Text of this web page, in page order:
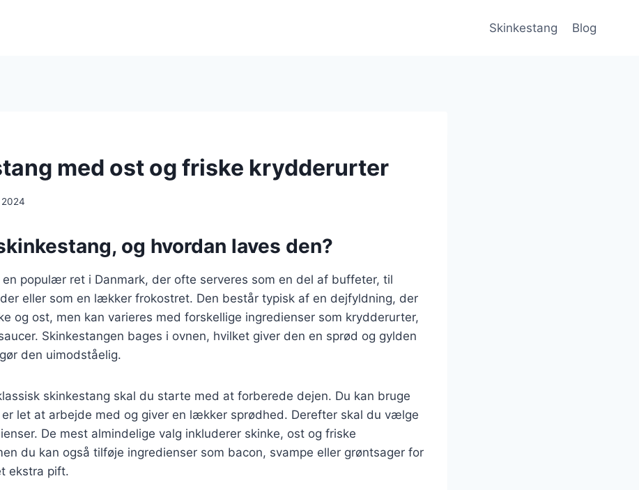
Skinkestang Blog
med ost og friske krydderurter
og hvordan laves den?
en populær ret i Danmark, der ofte serveres som en del af buffeter, til
eller som en lækker frokostret. Den består typisk af en dejfyldning, der
og ost, men kan varieres med forskellige ingredienser som krydderurter,
Skinkestangen bages i ovnen, hvilket giver den en sprød og gylden
den uimodståelig.
skinkestang skal du starte med at forberede dejen. Du kan bruge
let at arbejde med og giver en lækker sprødhed. Derefter skal du vælge
De mest almindelige valg inkluderer skinke, ost og friske
du kan også tilføje ingredienser som bacon, svampe eller grøntsager for
ekstra pift.